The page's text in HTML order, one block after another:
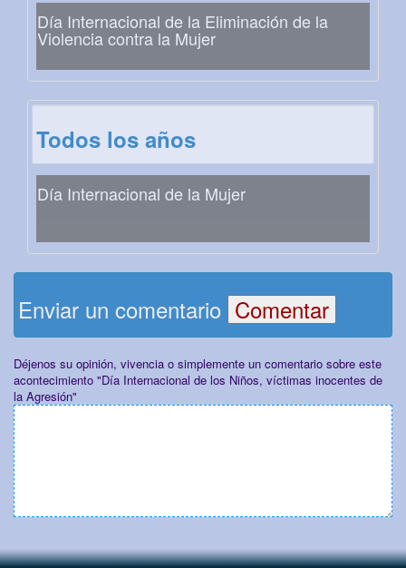
Día Internacional de la Eliminación de la
Violencia contra la Mujer
Todos los años
Día Internacional de la Mujer
Enviar un comentario
Déjenos su opinión, vivencia o simplemente un comentario sobre este
acontecimiento "Día Internacional de los Niños, víctimas inocentes de
la Agresión"